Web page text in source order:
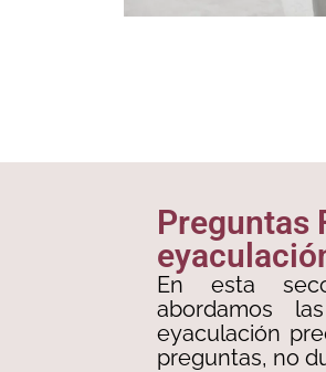
Preguntas
En esta
abordamos
eyaculación
preguntas, no